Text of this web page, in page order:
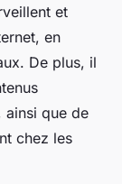
et
en
De plus, il
ainsi que de
chez les